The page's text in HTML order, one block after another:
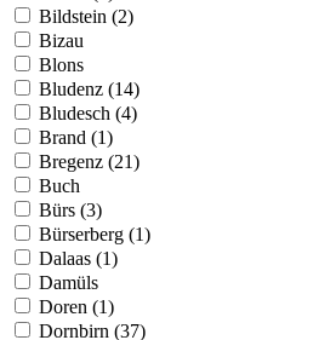
Bildstein (2)
Bizau
Blons
Bludenz (14)
Bludesch (4)
Brand (1)
Bregenz (21)
Buch
Bürs (3)
Bürserberg (1)
Dalaas (1)
Damüls
Doren (1)
Dornbirn (37)